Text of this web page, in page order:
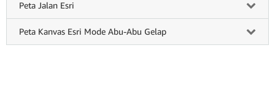
Peta Jalan Esri
Peta Kanvas Esri Mode Abu-Abu Gelap